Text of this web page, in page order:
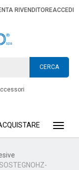
RIVENDITOREACCEDI
CERCA